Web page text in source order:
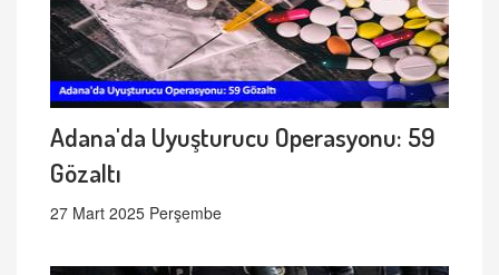
Adana'da Uyuşturucu Operasyonu: 59
Gözaltı
27 Mart 2025 Perşembe